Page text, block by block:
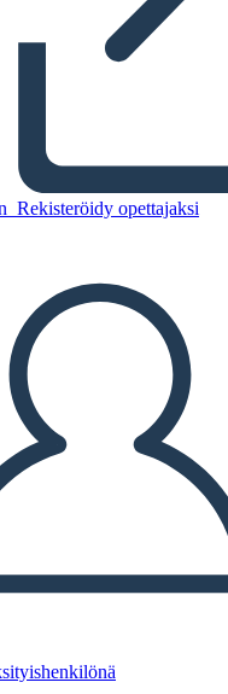
Rekisteröidy opettajaksi
Trama